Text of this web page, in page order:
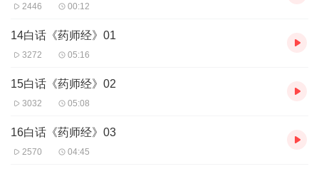
2446 00:12
14白话《药师经》01
3272 05:16
15白话《药师经》02
3032 05:08
16白话《药师经》03
2570 04:45